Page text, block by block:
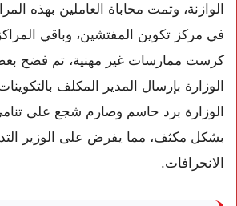
الوازنة، وتمت محاباة العاملين بهذه
في مركز تكوين المفتشين، وباقي
كرست ممارسات غير مهنية، تم فضح
الوزارة بإرسال المدير المكلف
الوزارة برد حاسم وصارم شجع على
بشكل مكثف، مما يفرض على الوزير
الانحرافات.